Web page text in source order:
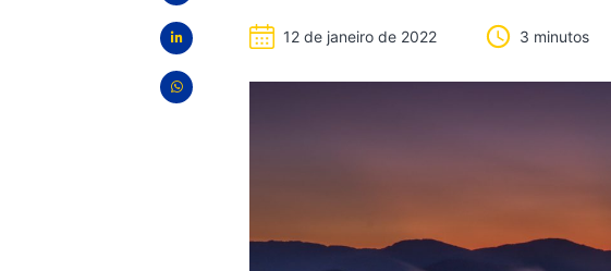
12 de janeiro de 2022 3 minutos